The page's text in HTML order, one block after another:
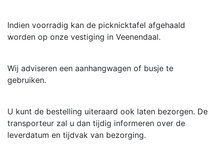
Indien voorradig kan de picknicktafel afgehaald
worden op onze vestiging in Veenendaal.
Wij adviseren een aanhangwagen of busje te
gebruiken.
U kunt de bestelling uiteraard ook laten bezorgen. De
transporteur zal u dan tijdig informeren over de
leverdatum en tijdvak van bezorging.